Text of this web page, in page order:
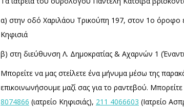
α) στην οδό Χαριλάου Τρικούπη 197, στον 1ο όροφο
Κηφισιά
β) στη διεύθυνση Λ. Δημοκρατίας & Αχαρνών 1
Μπορείτε να μας στείλετε ένα μήνυμα μέσω της
επικοινωνήσουμε μαζί σας για το ραντεβού.
8074866 (ιατρείο Κηφισιάς), 211 4066603 (Ιατρείο